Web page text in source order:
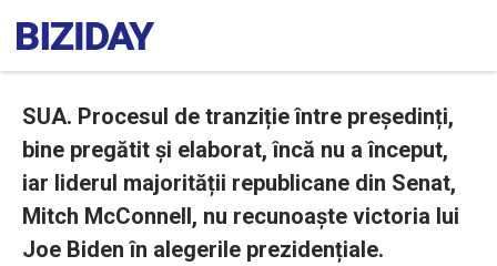
SUA. Procesul de tranziție între președinți,
bine pregătit și elaborat, încă nu a început,
iar liderul majorității republicane din Senat,
Mitch McConnell, nu recunoaște victoria lui
Joe Biden în alegerile prezidențiale.